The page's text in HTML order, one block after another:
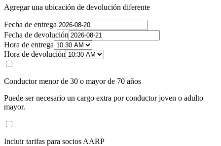
Agregar una ubicación de devolución diferente
Fecha de entrega
Fecha de devolución
Hora de entrega
Hora de devolución
Conductor menor de 30 o mayor de 70 años
Puede ser necesario un cargo extra por conductor joven o adulto
mayor.
Incluir tarifas para socios AARP